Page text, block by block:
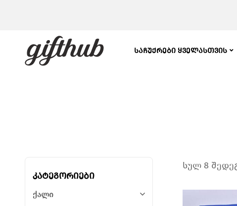
ᲡᲐᲩᲣᲥᲠᲔᲑᲘ ᲧᲕᲔᲚᲐᲡᲗᲕᲘᲡ
კატეგორიები
ქალი
სულ 8